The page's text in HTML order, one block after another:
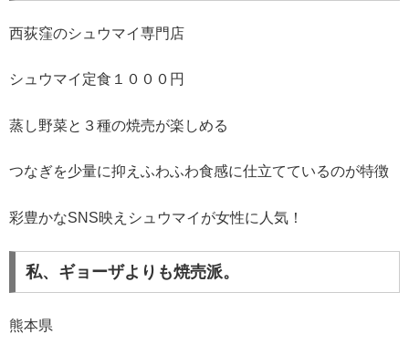
西荻窪のシュウマイ専門店
シュウマイ定食１０００円
蒸し野菜と３種の焼売が楽しめる
つなぎを少量に抑えふわふわ食感に仕立てているのが特徴
彩豊かなSNS映えシュウマイが女性に人気！
私、ギョーザよりも焼売派。
熊本県